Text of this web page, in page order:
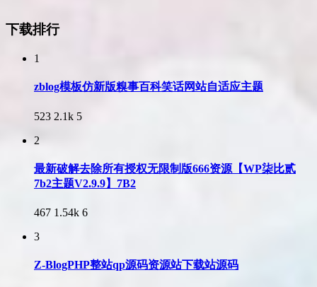
下载排行
1
zblog模板仿新版糗事百科笑话网站自适应主题
523 2.1k 5
2
最新破解去除所有授权无限制版666资源【WP柒比贰
7b2主题V2.9.9】7B2
467 1.54k 6
3
Z-BlogPHP整站qp源码资源站下载站源码